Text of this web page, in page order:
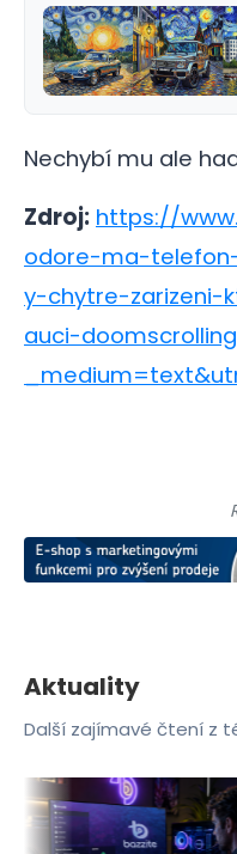
Nechybí mu ale
Zdroj: https://
odore-ma-
y-chytre-zarizeni-
auci-
Aktuality
Další zajímavé čtení z